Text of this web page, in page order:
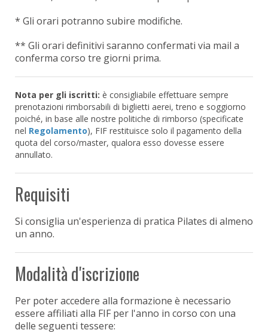
* Gli orari potranno subire modifiche.
** Gli orari definitivi saranno confermati via mail a
conferma corso tre giorni prima.
Nota per gli iscritti: è consigliabile effettuare sempre
prenotazioni rimborsabili di biglietti aerei, treno e soggiorno
poiché, in base alle nostre politiche di rimborso (specificate
nel Regolamento), FIF restituisce solo il pagamento della
quota del corso/master, qualora esso dovesse essere
annullato.
Requisiti
Si consiglia un'esperienza di pratica Pilates di almeno
un anno.
Modalità d'iscrizione
Per poter accedere alla formazione è necessario
essere affiliati alla FIF per l'anno in corso con una
delle seguenti tessere: